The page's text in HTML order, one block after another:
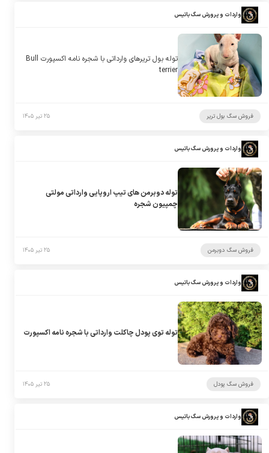
واردات و پرورش سگ باتیس
توله بول تریرهای وارداتی با شجره نامه اکسپورت Bull
terrier
فروش سگ بول تریر ۲۵ تیر ۱۴۰۵
واردات و پرورش سگ باتیس
توله دوبرمن های تیپ اروپایی وارداتی مولتی
چمپیون شجره
فروش سگ دوبرمن ۲۵ تیر ۱۴۰۵
واردات و پرورش سگ باتیس
توله توی پودل چاکلت وارداتی با شجره نامه اکسپورت
فروش سگ پودل ۲۵ تیر ۱۴۰۵
واردات و پرورش سگ باتیس